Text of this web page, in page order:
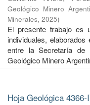
Geológico Minero
Minerales, 2025)
El presente trabajo es
individuales,
entre la Secretaría
Geológico Minero
Hoja Geológica